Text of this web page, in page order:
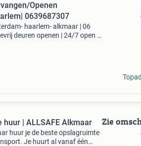
Openen
0639687307
haarlem- alkmaar | 06
deuren openen | 24/7 open -
huur | ALLSAFE Alkmaar
huur je de beste opslagruimte
Je huurt al vanaf één
Zie